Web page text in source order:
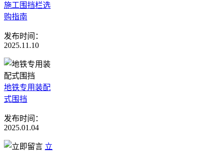
施工围挡栏选
购指南
发布时间：
2025.11.10
地铁专用装配
式围挡
发布时间：
2025.01.04
立